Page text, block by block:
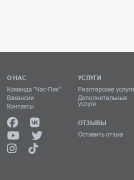
О НАС
Команда "Час-Пик"
Вакансии
Контакты
УСЛУГИ
Риэлтерские услуги
Дополнительные
услуги
ОТЗЫВЫ
Оставить отзыв